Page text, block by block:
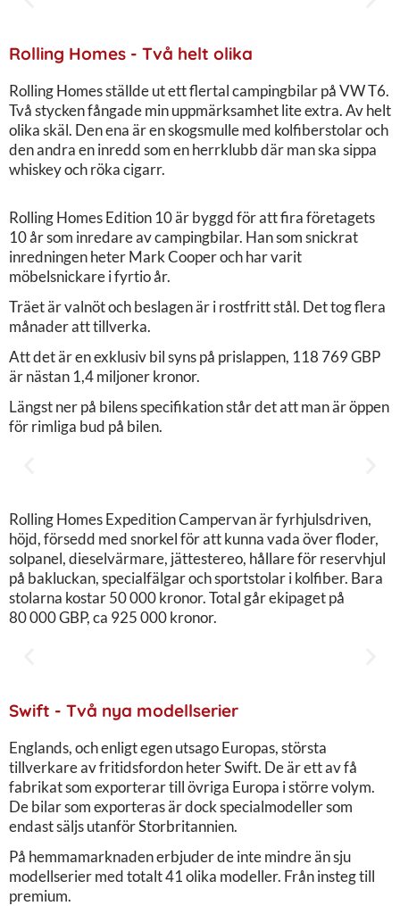
Rolling Homes - Två helt olika
Rolling Homes ställde ut ett flertal campingbilar på VW T6.
Två stycken fångade min uppmärksamhet lite extra. Av helt
olika skäl. Den ena är en skogsmulle med kolfiberstolar och
den andra en inredd som en herrklubb där man ska sippa
whiskey och röka cigarr.
Rolling Homes Edition 10 är byggd för att fira företagets
10 år som inredare av campingbilar. Han som snickrat
inredningen heter Mark Cooper och har varit
möbelsnickare i fyrtio år.
Träet är valnöt och beslagen är i rostfritt stål. Det tog flera
månader att tillverka.
Att det är en exklusiv bil syns på prislappen, 118 769 GBP
är nästan 1,4 miljoner kronor.
Längst ner på bilens specifikation står det att man är öppen
för rimliga bud på bilen.
Rolling Homes Expedition Campervan är fyrhjulsdriven,
höjd, försedd med snorkel för att kunna vada över floder,
solpanel, dieselvärmare, jättestereo, hållare för reservhjul
på bakluckan, specialfälgar och sportstolar i kolfiber. Bara
stolarna kostar 50 000 kronor. Total går ekipaget på
80 000 GBP, ca 925 000 kronor.
Swift - Två nya modellserier
Englands, och enligt egen utsago Europas, största
tillverkare av fritidsfordon heter Swift. De är ett av få
fabrikat som exporterar till övriga Europa i större volym.
De bilar som exporteras är dock specialmodeller som
endast säljs utanför Storbritannien.
På hemmamarknaden erbjuder de inte mindre än sju
modellserier med totalt 41 olika modeller. Från insteg till
premium.